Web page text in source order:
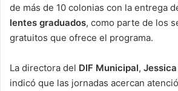
de más de 10 colonias con la entrega
lentes graduados, como parte de los
gratuitos que ofrece el programa.
La directora del DIF Municipal,
indicó que las jornadas acercan